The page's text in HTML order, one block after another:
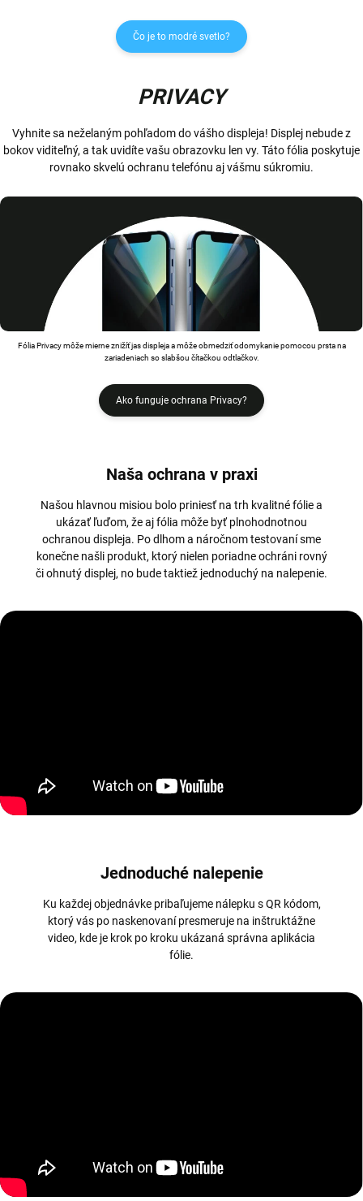
Čo je to modré svetlo?
PRIVACY
Vyhnite sa neželaným pohľadom do vášho displeja! Displej nebude z
bokov viditeľný, a tak uvidíte vašu obrazovku len vy. Táto fólia poskytuje
rovnako skvelú ochranu telefónu aj vášmu súkromiu.
Fólia Privacy môže mierne znižíť jas displeja a môže obmedziť odomykanie pomocou prsta na
zariadeniach so slabšou čítačkou odtlačkov.
Ako funguje ochrana Privacy?
Naša ochrana v praxi
Našou hlavnou misiou bolo priniesť na trh kvalitné fólie a
ukázať ľuďom, že aj fólia môže byť plnohodnotnou
ochranou displeja. Po dlhom a náročnom testovaní sme
konečne našli produkt, ktorý nielen poriadne ochráni rovný
či ohnutý displej, no bude taktiež jednoduchý na nalepenie.
Jednoduché nalepenie
Ku každej objednávke pribaľujeme nálepku s QR kódom,
ktorý vás po naskenovaní presmeruje na inštruktážne
video, kde je krok po kroku ukázaná správna aplikácia
fólie.